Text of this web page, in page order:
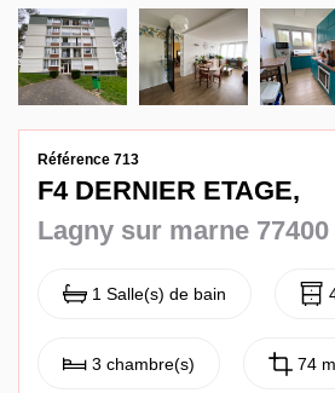
Référence 713
F4 DERNIER ETAGE,
Lagny sur marne 77400
1 Salle(s) de bain
3 chambre(s) 74